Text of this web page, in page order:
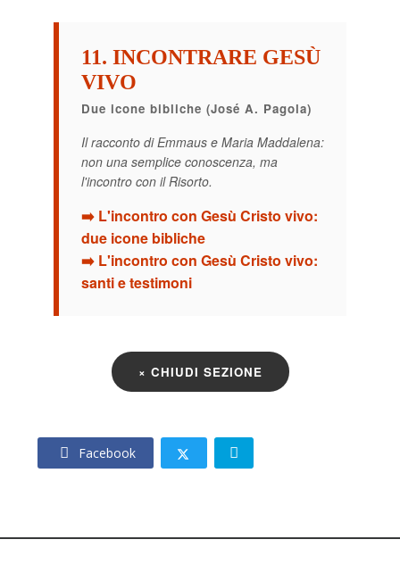
11. INCONTRARE GESÙ
VIVO
Due icone bibliche (José A. Pagola)
Il racconto di Emmaus e Maria Maddalena:
non una semplice conoscenza, ma
l'incontro con il Risorto.
➡️ L'incontro con Gesù Cristo vivo:
due icone bibliche
➡️ L'incontro con Gesù Cristo vivo:
santi e testimoni
× CHIUDI SEZIONE
Facebook